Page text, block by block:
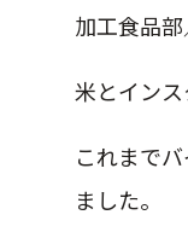
加工食品
米とインス
これまで
ました。